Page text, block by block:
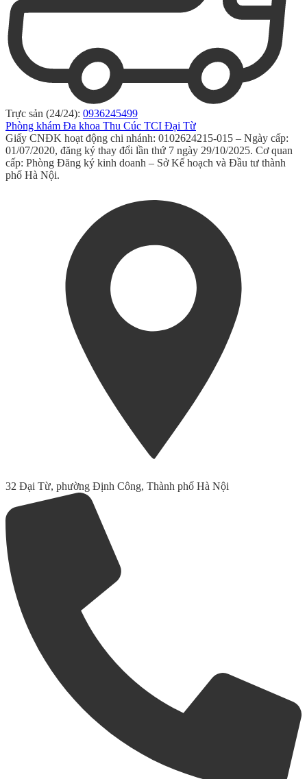
Trực sản (24/24): 0936245499
Phòng khám Đa khoa Thu Cúc TCI Đại Từ
Giấy CNĐK hoạt động chi nhánh: 0102624215-015 – Ngày cấp:
01/07/2020, đăng ký thay đổi lần thứ 7 ngày 29/10/2025. Cơ quan
cấp: Phòng Đăng ký kinh doanh – Sở Kế hoạch và Đầu tư thành
phố Hà Nội.
32 Đại Từ, phường Định Công, Thành phố Hà Nội